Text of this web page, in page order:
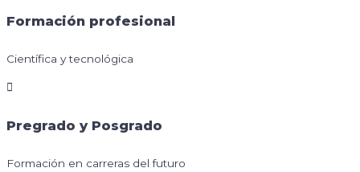
Formación profesional
Científica y tecnológica
Pregrado y Posgrado
Formación en carreras del futuro